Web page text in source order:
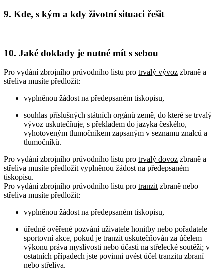
9. Kde, s kým a kdy životní situaci řešit
10. Jaké doklady je nutné mít s sebou
Pro vydání zbrojního průvodního listu pro trvalý vývoz zbraně a
střeliva musíte předložit:
vyplněnou žádost na předepsaném tiskopisu,
souhlas příslušných státních orgánů země, do které se trvalý
vývoz uskutečňuje, s překladem do jazyka českého,
vyhotoveným tlumočníkem zapsaným v seznamu znalců a
tlumočníků.
Pro vydání zbrojního průvodního listu pro trvalý dovoz zbraně a
střeliva musíte předložit vyplněnou žádost na předepsaném
tiskopisu.
Pro vydání zbrojního průvodního listu pro tranzit zbraně nebo
střeliva musíte předložit:
vyplněnou žádost na předepsaném tiskopisu,
úředně ověřené pozvání uživatele honitby nebo pořadatele
sportovní akce, pokud je tranzit uskutečňován za účelem
výkonu práva myslivosti nebo účasti na střelecké soutěži; v
ostatních případech jste povinni uvést účel tranzitu zbraní
nebo střeliva.